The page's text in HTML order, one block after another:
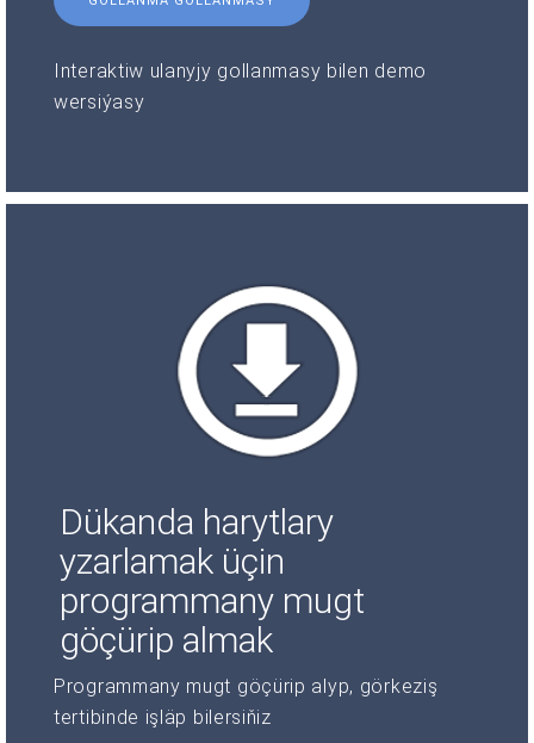
Interaktiw ulanyjy gollanmasy bilen demo
wersiýasy
Dükanda harytlary
yzarlamak üçin
programmany mugt
göçürip almak
Programmany mugt göçürip alyp, görkeziş
tertibinde işläp bilersiňiz